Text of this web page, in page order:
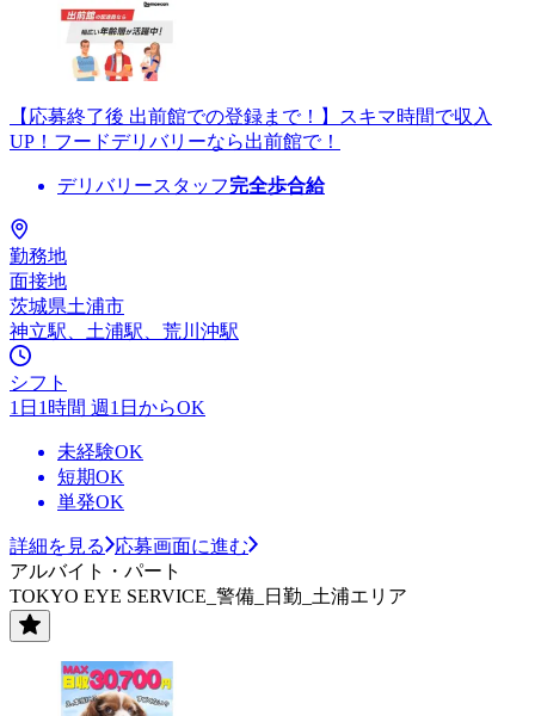
【応募終了後 出前館での登録まで！】スキマ時間で収入
UP！フードデリバリーなら出前館で！
デリバリースタッフ完全歩合給
勤務地
面接地
茨城県土浦市
神立駅、土浦駅、荒川沖駅
シフト
1日1時間 週1日からOK
未経験OK
短期OK
単発OK
詳細を見る
応募画面に進む
アルバイト・パート
TOKYO EYE SERVICE_警備_日勤_土浦エリア